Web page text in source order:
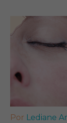
Por Lediane